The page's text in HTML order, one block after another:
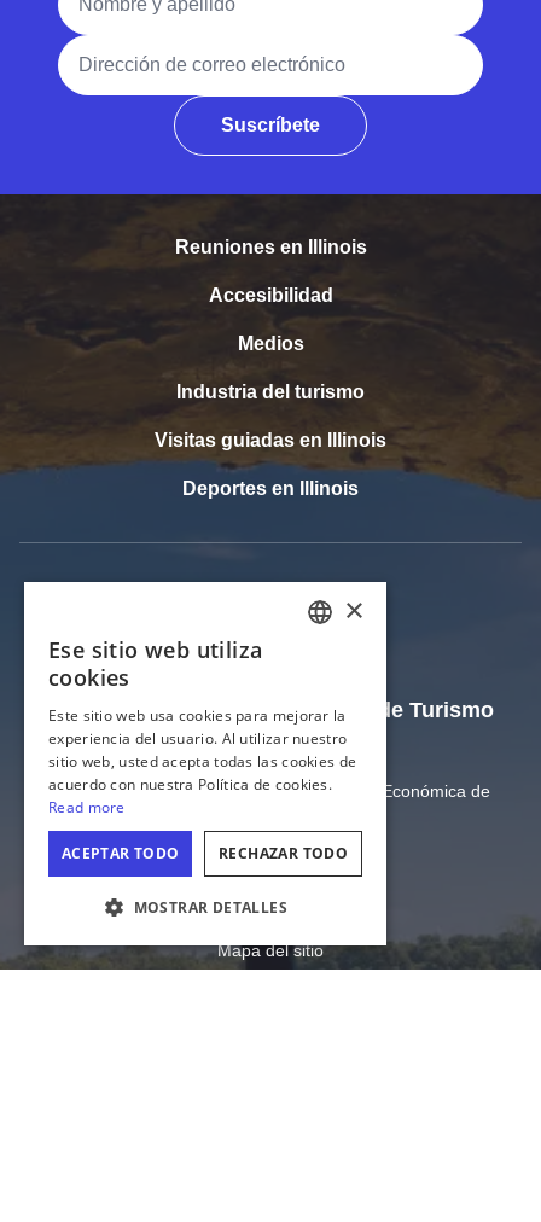
Dirección de correo electrónico
Suscríbete
Reuniones en Illinois
Accesibilidad
Medios
Industria del turismo
Visitas guiadas en Illinois
Deportes en Illinois
El sitio web oficial de la Oficina de Turismo
de Illinois
Departamento de Comercio y Oportunidad Económica de
Estado de Illinois
Privacidad
Mapa del sitio